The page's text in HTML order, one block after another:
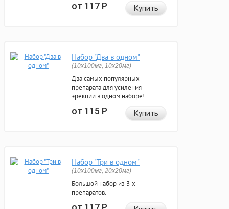
от 117Р Купить
Набор "Два в одном"
(10x100мг, 10x20мг)
Два самых популярных
препарата для усиления
эрекции в одном наборе!
от 115Р Купить
Набор "Три в одном"
(10x100мг, 20x20мг)
Большой набор из 3-х
препаратов.